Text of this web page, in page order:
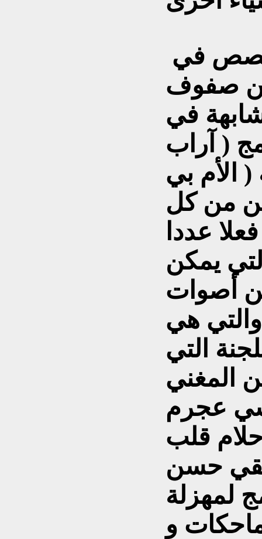
صفوف
في
( آراب
الأم بي
من كل
عددا
يمكن
أصوات
هي
التي
المغني
عجرم
قلب
حسن
لمهزلة
و